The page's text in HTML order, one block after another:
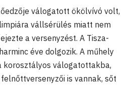
válogatott ökölvívó volt,
vállsérülés miatt nem
a versenyzést. A Tisza-
éve dolgozik. A műhely
korosztályos válogatottakba,
is vannak, sőt